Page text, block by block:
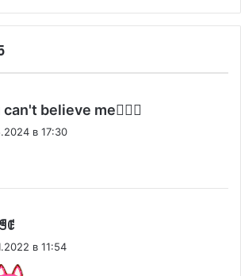
can't believe me🧛🏻‍♀️
в 17:30
в 11:54